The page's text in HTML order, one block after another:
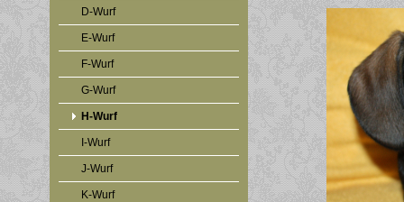
D-Wurf
E-Wurf
F-Wurf
G-Wurf
H-Wurf
I-Wurf
J-Wurf
K-Wurf